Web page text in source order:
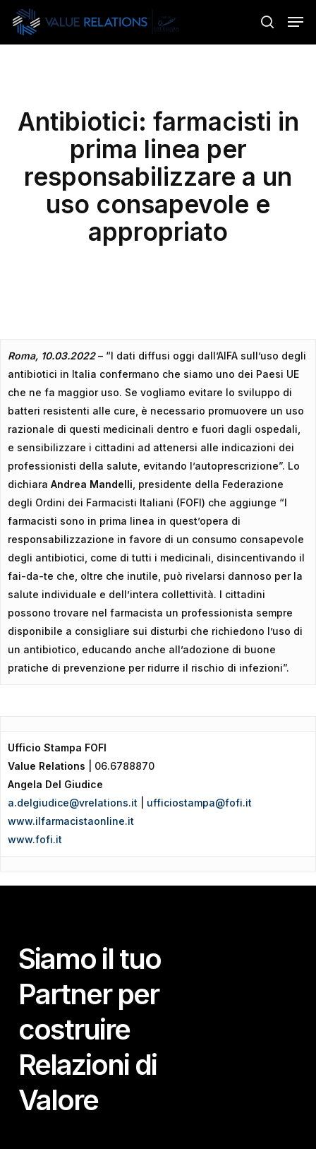
Skip
main
search
Antibiotici: farmacisti in
prima linea per
responsabilizzare a un
uso consapevole e
appropriato
Roma, 10.03.2022– “I dati diffusi oggi dall’AIFA sull’uso degli
antibiotici in Italia confermano che siamo uno dei Paesi UE
che ne fa maggior uso. Se vogliamo evitare lo sviluppo di
batteri resistenti alle cure, è necessario promuovere un uso
razionale di questi medicinali dentro e fuori dagli ospedali,
e sensibilizzare i cittadini ad attenersi alle indicazioni dei
professionisti della salute, evitando l’autoprescrizione”. Lo
dichiara Andrea Mandelli , presidente della Federazione
degli Ordini dei Farmacisti Italiani (FOFI) che aggiunge “I
farmacisti sono in prima linea in quest’opera di
responsabilizzazione in favore di un consumo consapevole
degli antibiotici, come di tutti i medicinali, disincentivando il
fai-da-te che, oltre che inutile, può rivelarsi dannoso per la
salute individuale e dell’intera collettività. I cittadini
possono trovare nel farmacista un professionista sempre
disponibile a consigliare sui disturbi che richiedono l’uso di
un antibiotico, educando anche all’adozione di buone
pratiche di prevenzione per ridurre il rischio di infezioni”.
Ufficio Stampa FOFI
Value Relations | 06.6788870
Angela Del Giudice
a.delgiudice@vrelations.it
ufficiostampa@fofi.it
www.ilfarmacistaonline.it
www.fofi.it
Siamo il tuo
Partner per
costruire
Relazioni di
Valore